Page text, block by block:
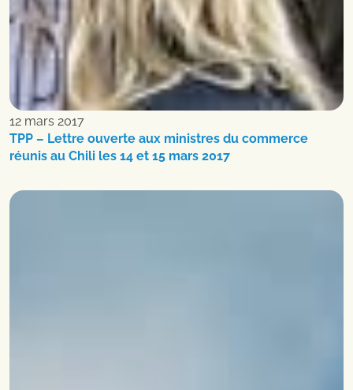
12 mars 2017
TPP – Lettre ouverte aux ministres du commerce
réunis au Chili les 14 et 15 mars 2017